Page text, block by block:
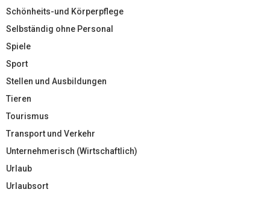
Schönheits-und Körperpflege
Selbständig ohne Personal
Spiele
Sport
Stellen und Ausbildungen
Tieren
Tourismus
Transport und Verkehr
Unternehmerisch (Wirtschaftlich)
Urlaub
Urlaubsort